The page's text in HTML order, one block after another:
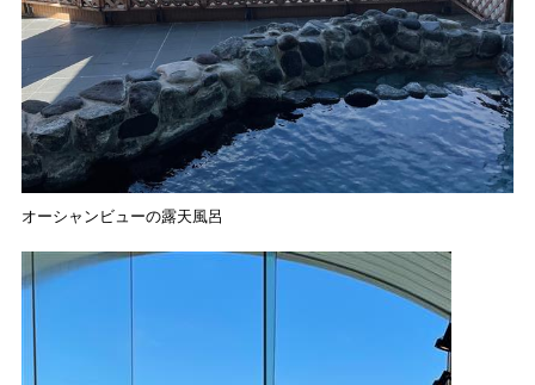
オーシャンビューの露天風呂